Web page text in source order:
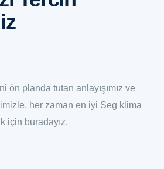
ön planda tutan anlayışımız ve
her zaman en iyi Seg klima
için buradayız.